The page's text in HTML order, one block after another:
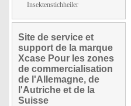
Insektenstichheiler
Site de service et
support de la marque
Xcase Pour les zones
de commercialisation
de l'Allemagne, de
l'Autriche et de la
Suisse